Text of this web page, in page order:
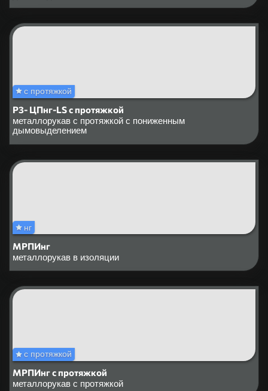
с протяжкой
Р3- ЦПнг-LS с протяжкой
металлорукав с протяжкой с пониженным
дымовыделением
нг
МРПИнг
металлорукав в изоляции
с протяжкой
МРПИнг с протяжкой
металлорукав с протяжкой